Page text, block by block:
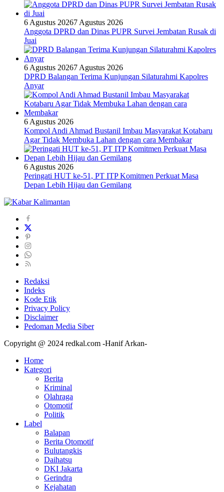
6 Agustus 20267 Agustus 2026
Anggota DPRD dan Dinas PUPR Survei Jembatan Rusak di
Juai
6 Agustus 20267 Agustus 2026
DPRD Balangan Terima Kunjungan Silaturahmi Kapolres
Anyar
6 Agustus 2026
Kompol Andi Ahmad Bustanil Imbau Masyarakat Kotabaru
Agar Tidak Membuka Lahan dengan cara Membakar
6 Agustus 2026
Peringati HUT ke-51, PT ITP Komitmen Perkuat Masa
Depan Lebih Hijau dan Gemilang
Redaksi
Indeks
Kode Etik
Privacy Policy
Disclaimer
Pedoman Media Siber
Copyright @ 2024 redkal.com -Hanif Arkan-
Home
Kategori
Berita
Kriminal
Olahraga
Otomotif
Politik
Label
Balapan
Berita Otomotif
Bulutangkis
Daihatsu
DKI Jakarta
Gerindra
Kejahatan